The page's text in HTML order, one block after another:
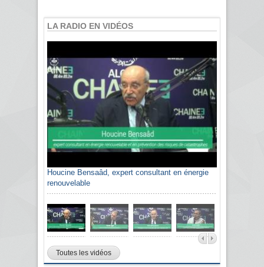
LA RADIO EN VIDÉOS
Houcine Bensaâd, expert consultant en énergie
renouvelable
Toutes les vidéos